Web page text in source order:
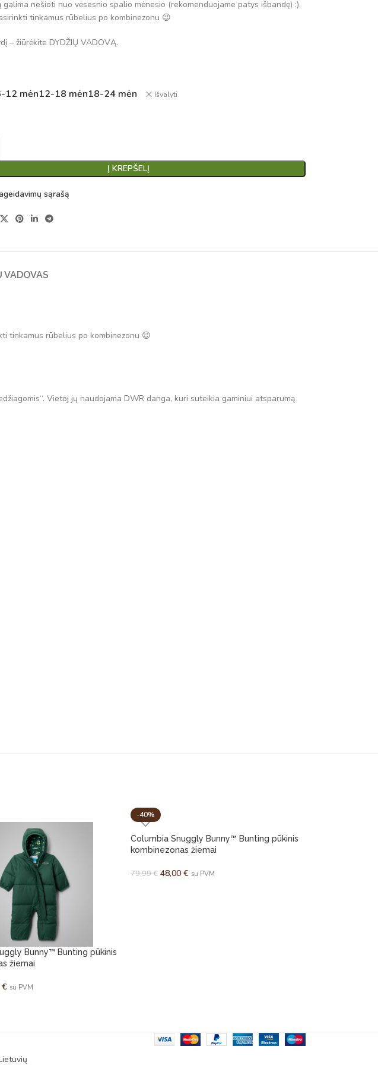
galima nešioti nuo vėsesnio spalio mėnesio (rekomenduojame patys išbandę) :).
tinkamus rūbelius po kombinezonu 😉
– žiūrėkite DYDŽIŲ VADOVĄ.
12 mėn12-18 mėn18-24 mėn Išvalyti
Į KREPŠELĮ
sąrašą
VADOVAS
tinkamus rūbelius po kombinezonu 😉
Vietoj jų naudojama DWR danga, kuri suteikia gaminiui atsparumą
Bunny™ Bunting pūkinis
žiemai
€ su PVM
-40%
Columbia Snuggly Bunny™ Bunting pūkinis
kombinezonas žiemai
79,99€ 48,00 € su PVM